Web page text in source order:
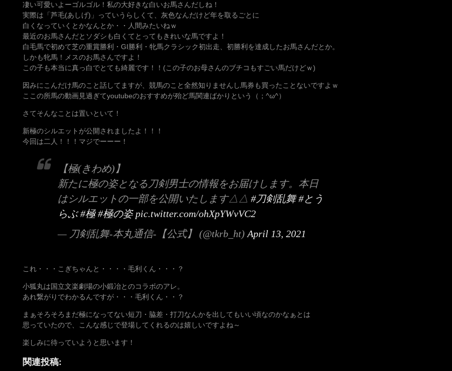
凄い可愛いよーゴルゴル！私の大好きな白いお馬さんだしね！
実際は「芦毛(あしげ)」っていうらしくて、灰色なんだけど年を取るごとに
白くなっていくとかなんとか・・人間みたいねｗ
最近のお馬さんだとソダシも白くてとってもきれいな馬ですよ！
白毛馬で初めて芝の重賞勝利・GI勝利・牝馬クラシック初出走、初勝利を達成したお馬さんだとか。
しかも牝馬！メスのお馬さんですよ！
この子も本当に真っ白でとても綺麗です！！(この子のお母さんのブチコもすごい馬だけどｗ)
因みにこんだけ馬のこと話してますが、競馬のこと全然知りませんし馬券も買ったことないですよｗ
ここの所馬の動画見過ぎてyoutubeのおすすめが殆ど馬関連ばかりという（；^ω^）
さてそんなことは置いといて！
新極のシルエットが公開されましたよ！！！
今回は二人！！！マジでーーー！
【極(きわめ)】
新たに極の姿となる刀剣男士の情報をお届けします。本日
はシルエットの一部を公開いたします△△ #刀剣乱舞 #とう
らぶ #極 #極の姿 pic.twitter.com/ohXpYWvVC2
— 刀剣乱舞-本丸通信-【公式】 (@tkrb_ht) April 13, 2021
これ・・・こぎちゃんと・・・・毛利くん・・・？
小狐丸は国立文楽劇場の小鍛冶とのコラボのアレ。
あれ繋がりでわかるんですが・・・毛利くん・・？
まぁそろそろまだ極になってない短刀・脇差・打刀なんかを出してもいい頃なのかなぁとは
思っていたので、こんな感じで登場してくれるのは嬉しいですよね～
楽しみに待っていようと思います！
関連投稿: